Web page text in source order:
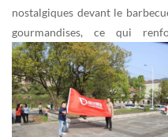
nostalgiques devant le
gourmandises, ce qui